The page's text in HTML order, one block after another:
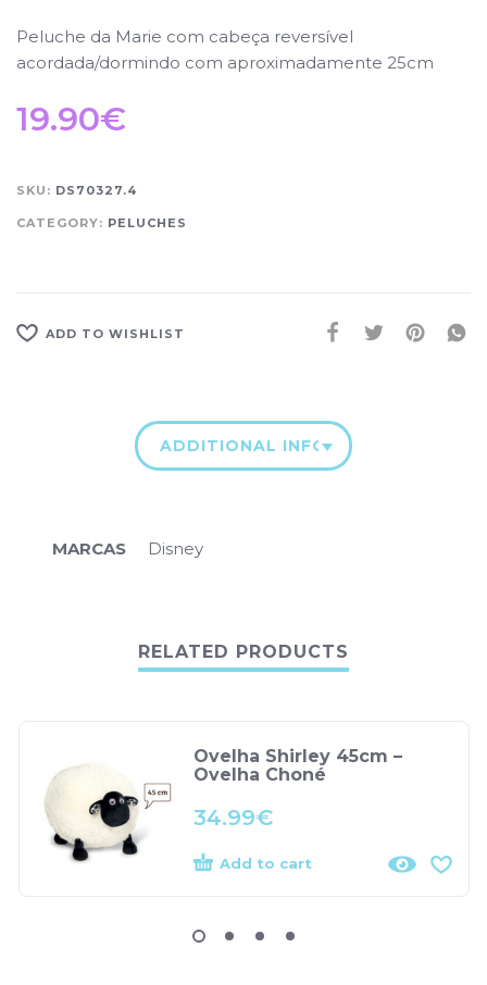
Peluche da Marie com cabeça reversível
acordada/dormindo com aproximadamente 25cm
19.90€
SKU: DS70327.4
CATEGORY: PELUCHES
ADD TO WISHLIST
ADDITIONAL INFORMATION
MARCAS Disney
RELATED PRODUCTS
Ovelha Shirley 45cm –
Ovelha Choné
34.99€
Add to cart